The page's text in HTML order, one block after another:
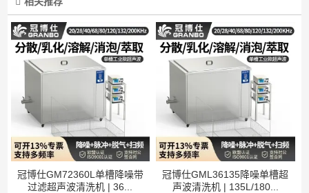
冠博仕GM72360L单槽降噪带
过滤超声波清洗机 | 36...
冠博仕GML36135降噪单槽超
声波清洗机 | 135L/180...